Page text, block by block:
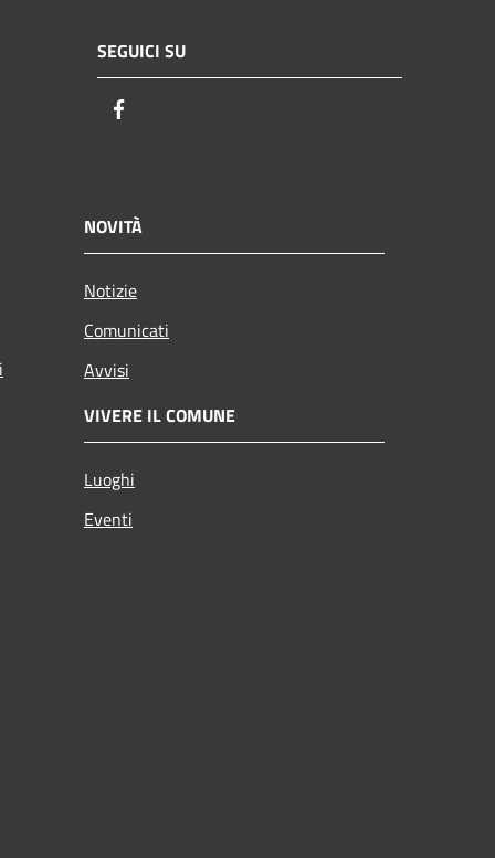
SEGUICI SU
NOVITÀ
Notizie
Comunicati
Avvisi
VIVERE IL COMUNE
Luoghi
Eventi